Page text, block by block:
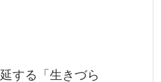
する「生きづら